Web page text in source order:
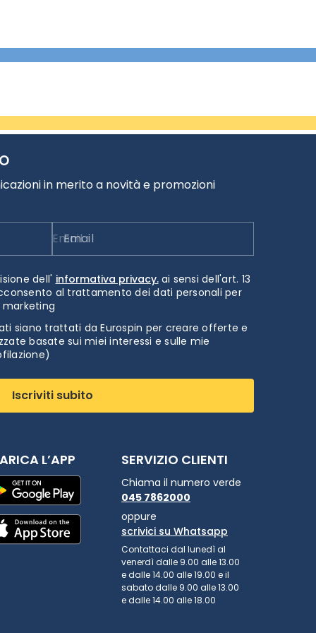
in merito a novità e promozioni
Email
dell' informativa privacy.ai sensi dell'art. 13
al trattamento dei dati personali per
siano trattati da Eurospin per creare offerte e
basate sui miei interessi e sulle mie
Iscriviti subito
L’APP SERVIZIO CLIENTI
Chiama il numero verde
045 7862000
oppure
scrivici su Whatsapp
Contattaci dal lunedì al
venerdì dalle 9.00 alle 13.00
e dalle 14.00 alle 19.00 e il
sabato dalle 9.00 alle 13.00
e dalle 14.00 alle 18.00